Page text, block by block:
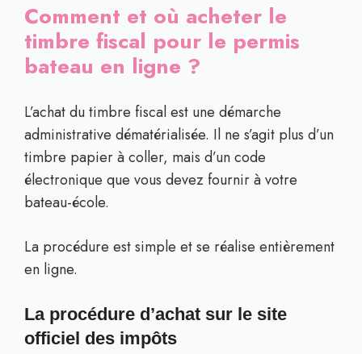
Comment et où acheter le
timbre fiscal pour le permis
bateau en ligne ?
L’achat du timbre fiscal est une démarche
administrative dématérialisée. Il ne s’agit plus d’un
timbre papier à coller, mais d’un code
électronique que vous devez fournir à votre
bateau-école.
La procédure est simple et se réalise entièrement
en ligne.
La procédure d’achat sur le site
officiel des impôts